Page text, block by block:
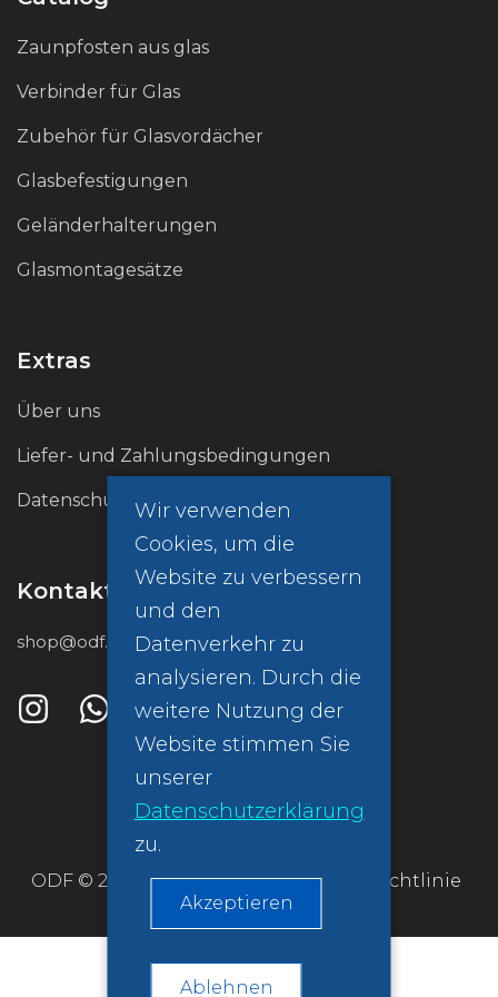
gleichmäßig raue Oberfläche, wodurch die
Sichtbarkeit von Fingerabdrücken und kleineren
Kratzern verringert wird und das ursprüngliche
erhalten bleibt.
Zaunpfosten aus glas
Verbinder für Glas
Zubehör für Glasvordächer
Glasbefestigungen
Geländerhalterungen
Glasmontagesätze
Extras
Über uns
Liefer- und Zahlungsbedingungen
Datenschutzrichtlinie (GDPR)
Kontakt
shop@odf.global
ODF © 2026 Datenschutzrichtlinie
Wir verwenden
Cookies, um die
Website zu verbessern
und den
Datenverkehr zu
analysieren. Durch die
weitere Nutzung der
Website stimmen Sie
unserer
Datenschutzerklärung
zu.
Akzeptieren
Ablehnen